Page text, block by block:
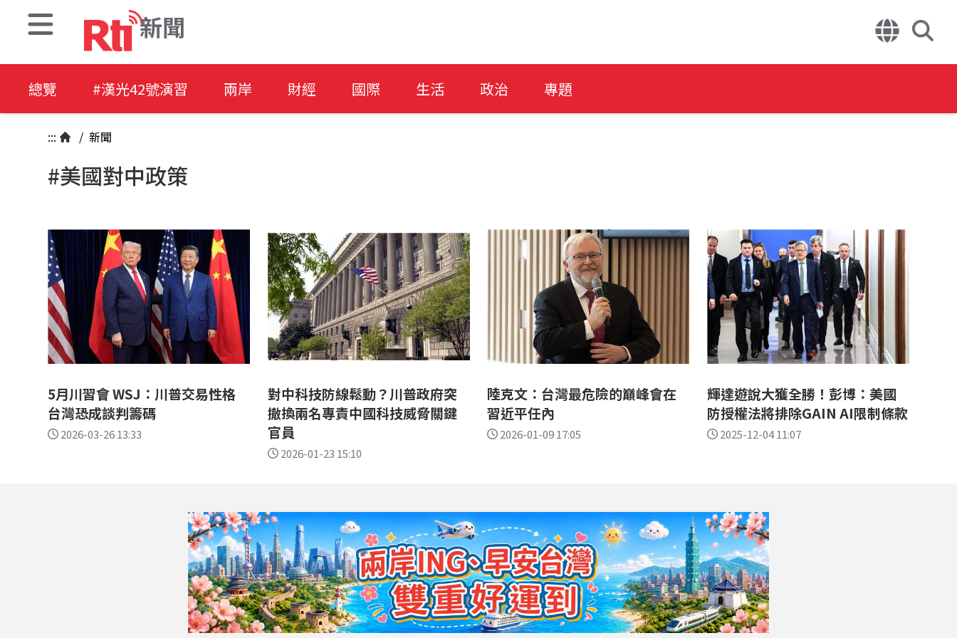
新聞
總覽 #漢光42號演習 兩岸 財經 國際 生活 政治 專題
::: / 新聞
#美國對中政策
5月川習會 WSJ：川普交易性格
台灣恐成談判籌碼
2026-03-26 13:33
對中科技防線鬆動？川普政府突
撤換兩名專責中國科技威脅關鍵
官員
2026-01-23 15:10
陸克文：台灣最危險的巔峰會在
習近平任內
2026-01-09 17:05
輝達遊說大獲全勝！彭博：美國
防授權法將排除GAIN AI限制條款
2025-12-04 11:07